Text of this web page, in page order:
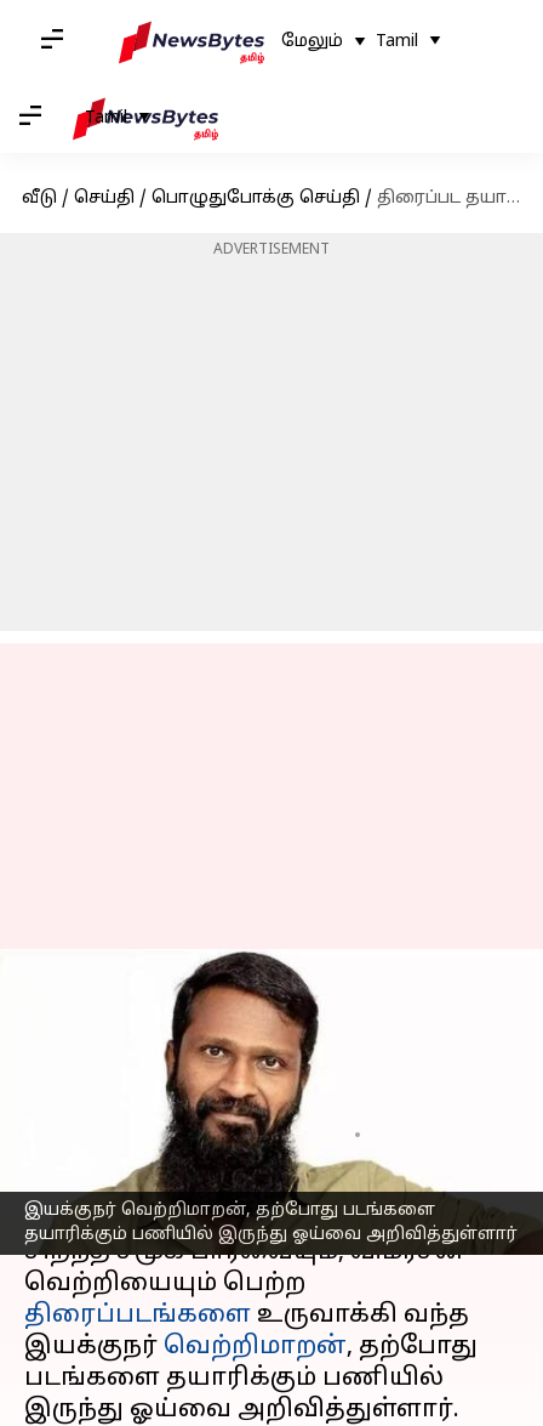
மேலும் Tamil
Tamil
வீடு / செய்தி / பொழுதுபோக்கு செய்தி / திரைப்பட தயாரிப்பு நிறுவனத்தை மூடப்போவதாக அறிவித்த இயக்குனர் வெற்றிமாறன்
ADVERTISEMENT
இயக்குநர் வெற்றிமாறன், தற்போது படங்களை
தயாரிக்கும் பணியில் இருந்து ஓய்வை அறிவித்துள்ளார்
திரைப்பட தயாரிப்பு
நிறுவனத்தை
மூடப்போவதாக அறிவித்த
இயக்குனர் வெற்றிமாறன்
Venkatalakshmi V Sep 01, 2025
செய்தி முன்னோட்டம்
சிறந்த சமூக பார்வையும், விமர்சன
வெற்றியையும் பெற்ற
திரைப்படங்களை உருவாக்கி வந்த
இயக்குநர் வெற்றிமாறன், தற்போது
படங்களை தயாரிக்கும் பணியில்
இருந்து ஓய்வை அறிவித்துள்ளார்.